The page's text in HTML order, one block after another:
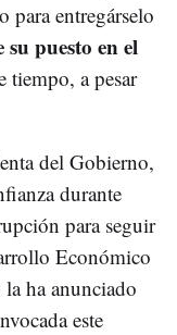
entregárselo
puesto en el
tiempo, a pesar
del Gobierno,
durante
para seguir
Económico
ha anunciado
este